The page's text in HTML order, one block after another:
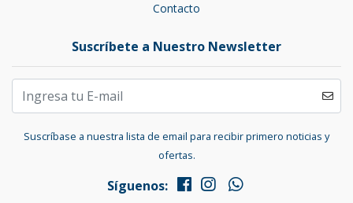
Contacto
Suscríbete a Nuestro Newsletter
Suscríbase a nuestra lista de email para recibir primero noticias y
ofertas.
Síguenos: